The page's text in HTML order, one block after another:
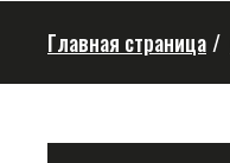
Главная страница /